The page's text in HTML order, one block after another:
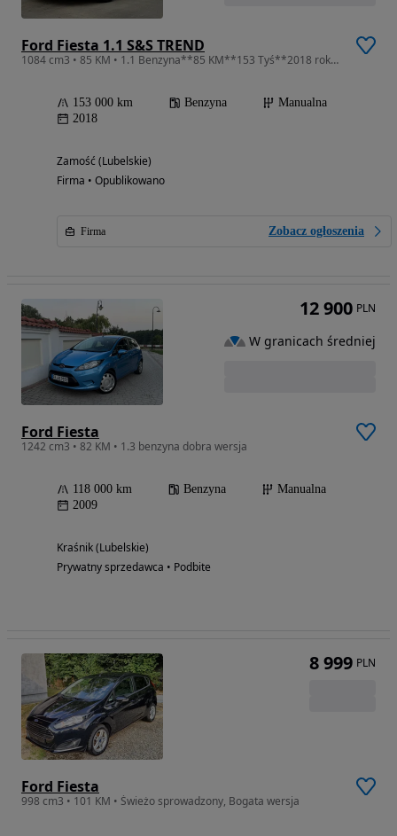
Ford Fiesta 1.1 S&S TREND
1084 cm3 • 85 KM • 1.1 Benzyna**85 KM**153 Tyś**2018 rok**Świeżo zarejestrowana**Zamiana
153 000 km Benzyna
Manualna
2018
Zamość (Lubelskie)
Firma • Opublikowano
Firma Zobacz ogłoszenia
Ford Fiesta
1242 cm3 • 82 KM • 1.3 benzyna dobra wersja
118 000 km Benzyna
Manualna
2009
Kraśnik (Lubelskie)
Prywatny sprzedawca • Podbite
12 900 PLN
W granicach średniej
Ford Fiesta
998 cm3 • 101 KM • Świeżo sprowadzony, Bogata wersja
8 999 PLN